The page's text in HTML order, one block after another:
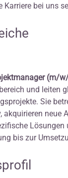
Karriere bei uns
(m/
und leiten
Sie
akquirieren neue
Lösungen
bis zur